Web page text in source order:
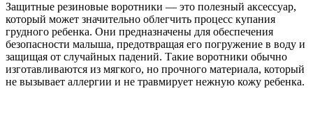
Защитные резиновые воротники — это полезный аксессуар,
который может значительно облегчить процесс купания
грудного ребенка. Они предназначены для обеспечения
безопасности малыша, предотвращая его погружение в воду и
защищая от случайных падений. Такие воротники обычно
изготавливаются из мягкого, но прочного материала, который
не вызывает аллергии и не травмирует нежную кожу ребенка.